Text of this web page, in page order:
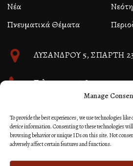
Manage
To provide the best experiences, we use technologies
device information. Consenting to these technologies
browsing behavior or unique IDs on this site. Not
adversely affect certain features and functions.
Νέα
Πνευματικά Θέματα
ΛΥΣΑΝΔΡΟΥ 5, ΣΠΑΡΤΗ
Τηλ. 27310 26580 και 27310